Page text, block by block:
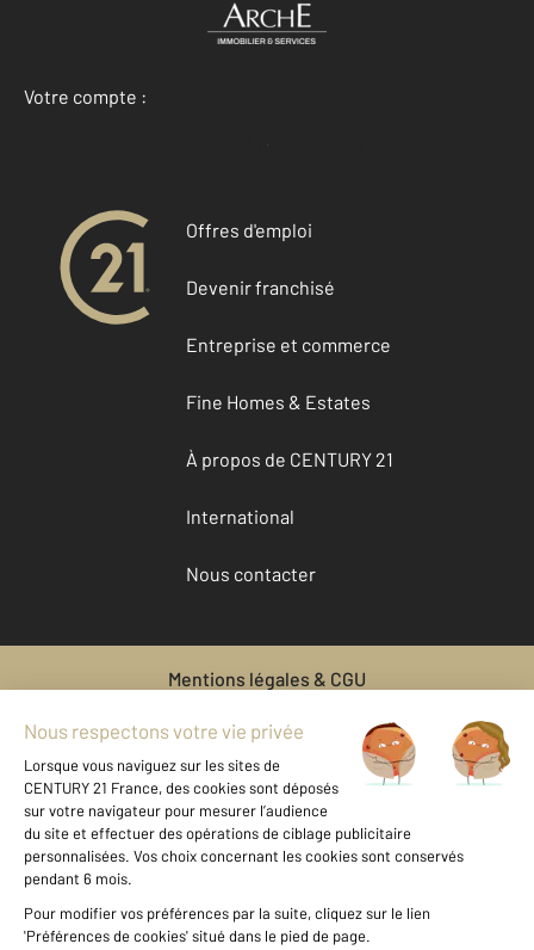
Votre compte :
Accéder à mon compte
Offres d'emploi
Devenir franchisé
Entreprise et commerce
Fine Homes & Estates
À propos de CENTURY 21
International
Nous contacter
Mentions légales & CGU
Gestionnaire des cookies
Vente bien immobilier FROMONT
Vente maison à FROMONTVoir les prix au m2 de cette
zone